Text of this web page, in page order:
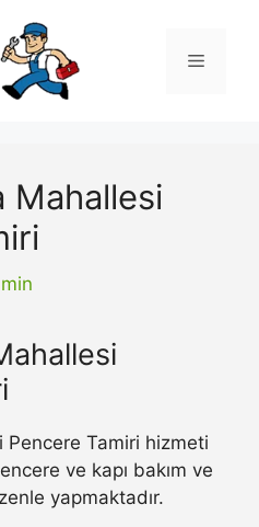
Menü
Mahallesi
Pencere Tamiri hizmeti
ve kapı bakım ve
yapmaktadır.